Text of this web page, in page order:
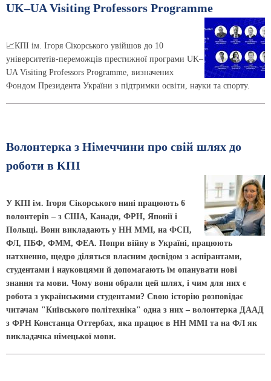
UK–UA Visiting Professors Programme
📈КПІ ім. Ігоря Сікорського увійшов до 10
університетів-переможців престижної програми UK–
UA Visiting Professors Programme, визначених
Фондом Президента України з підтримки освіти, науки та спорту.
Волонтерка з Німеччини про свій шлях до
роботи в КПІ
У КПІ ім. Ігоря Сікорського нині працюють 6
волонтерів – з США, Канади, ФРН, Японії і
Польщі. Вони викладають у НН ММІ, на ФСП,
ФЛ, ПБФ, ФММ, ФЕА. Попри війну в Україні, працюють
натхненно, щедро діляться власним досвідом з аспірантами,
студентами і науковцями й допомагають їм опанувати нові
знання та мови. Чому вони обрали цей шлях, і чим для них є
робота з українськими студентами? Свою історію розповідає
читачам "Київського політехніка" одна з них – волонтерка ДААД
з ФРН Констанца Оттербах, яка працює в НН ММІ та на ФЛ як
викладачка німецької мови.